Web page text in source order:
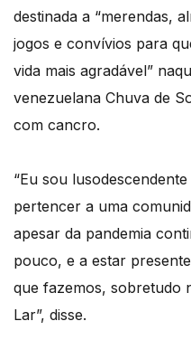
destinada a “merendas,
jogos e convívios para
vida mais agradável”
venezuelana Chuva de
com cancro.
“Eu sou
pertencer a uma
apesar da pandemia
pouco, e a estar
que fazemos, sobretudo
Lar”, disse.